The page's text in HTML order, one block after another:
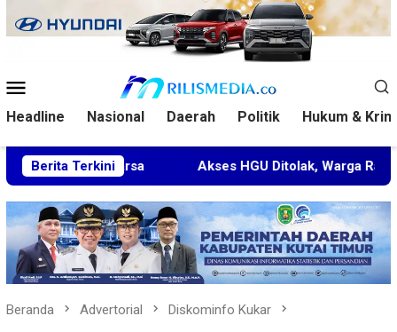
ke
Mobile
Headline Nasional Daerah Politik Hukum &
Berita TerkiniAkses HGU Ditolak, Warga Rantau Pulung
Beranda Advertorial Diskominfo Kukar